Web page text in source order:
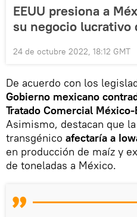
EEUU presiona a
su negocio lucrativo
24 de octubre 2022, 18:12 GMT
De acuerdo con los
Gobierno mexicano
Tratado Comercial
Asimismo, destacan que
transgénico afectaría a
en producción de maíz y
de toneladas a México.